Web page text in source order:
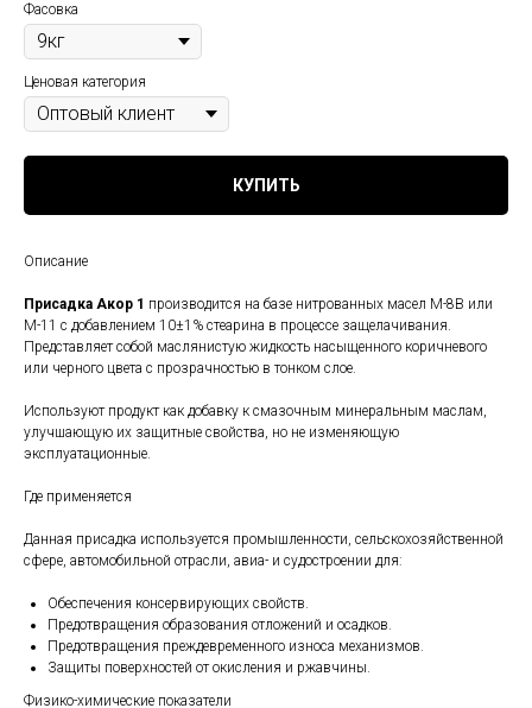
Фасовка
Ценовая категория
КУПИТЬ
Описание
Присадка Акор 1 производится на базе нитрованных масел М-8В или
М-11 с добавлением 10±1% стеарина в процессе защелачивания.
Представляет собой маслянистую жидкость насыщенного коричневого
или черного цвета с прозрачностью в тонком слое.
Используют продукт как добавку к смазочным минеральным маслам,
улучшающую их защитные свойства, но не изменяющую
эксплуатационные.
Где применяется
Данная присадка используется промышленности, сельскохозяйственной
сфере, автомобильной отрасли, авиа- и судостроении для:
Обеспечения консервирующих свойств.
Предотвращения образования отложений и осадков.
Предотвращения преждевременного износа механизмов.
Защиты поверхностей от окисления и ржавчины.
Физико-химические показатели